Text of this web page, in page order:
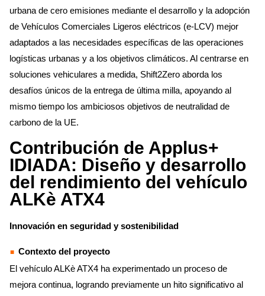
urbana de cero emisiones mediante el desarrollo y la adopción
de Vehículos Comerciales Ligeros eléctricos (e-LCV) mejor
adaptados a las necesidades específicas de las operaciones
logísticas urbanas y a los objetivos climáticos. Al centrarse en
soluciones vehiculares a medida, Shift2Zero aborda los
desafíos únicos de la entrega de última milla, apoyando al
mismo tiempo los ambiciosos objetivos de neutralidad de
carbono de la UE.
Contribución de Applus+
IDIADA: Diseño y desarrollo
del rendimiento del vehículo
ALKè ATX4
Innovación en seguridad y sostenibilidad
Contexto del proyecto
El vehículo ALKè ATX4 ha experimentado un proceso de
mejora continua, logrando previamente un hito significativo al